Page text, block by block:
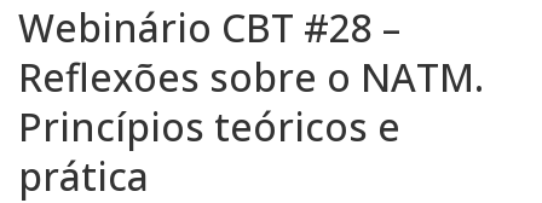
Webinário CBT #28 –
Reflexões sobre o NATM.
Princípios teóricos e
prática